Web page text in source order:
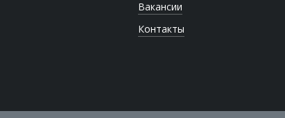
Вакансии
Контакты